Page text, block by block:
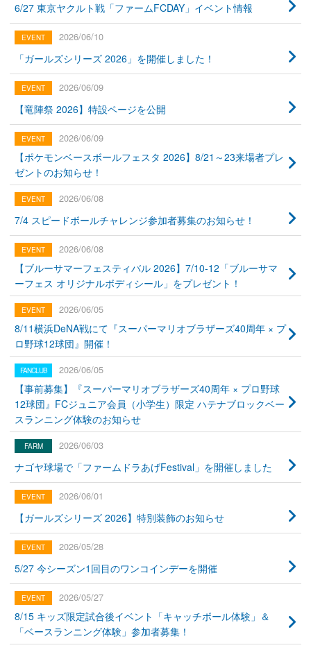
6/27 東京ヤクルト戦「ファームFCDAY」イベント情報
2026/06/10
「ガールズシリーズ 2026」を開催しました！
2026/06/09
【竜陣祭 2026】特設ページを公開
2026/06/09
【ポケモンベースボールフェスタ 2026】8/21～23来場者プレ
ゼントのお知らせ！
2026/06/08
7/4 スピードボールチャレンジ参加者募集のお知らせ！
2026/06/08
【ブルーサマーフェスティバル 2026】7/10-12「ブルーサマ
ーフェス オリジナルボディシール」をプレゼント！
2026/06/05
8/11横浜DeNA戦にて『スーパーマリオブラザーズ40周年 × プ
ロ野球12球団』開催！
2026/06/05
【事前募集】『スーパーマリオブラザーズ40周年 × プロ野球
12球団』FCジュニア会員（小学生）限定 ハテナブロックベー
スランニング体験のお知らせ
2026/06/03
ナゴヤ球場で「ファームドラあげFestival」を開催しました
2026/06/01
【ガールズシリーズ 2026】特別装飾のお知らせ
2026/05/28
5/27 今シーズン1回目のワンコインデーを開催
2026/05/27
8/15 キッズ限定試合後イベント「キャッチボール体験」＆
「ベースランニング体験」参加者募集！